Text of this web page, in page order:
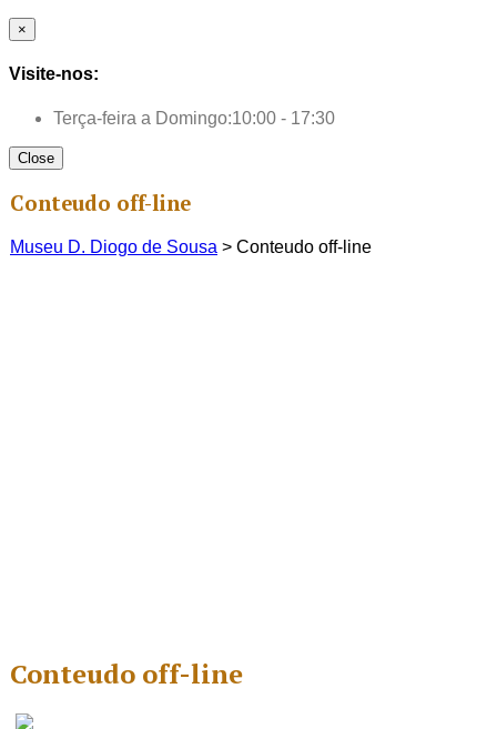
×
Visite-nos:
Terça-feira a Domingo:10:00 - 17:30
Close
Conteudo off-line
Museu D. Diogo de Sousa > Conteudo off-line
Conteudo off-line